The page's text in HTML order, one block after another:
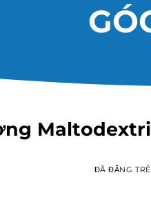
ĐÃ ĐĂNG